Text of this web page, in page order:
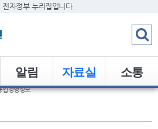
자정부 누리집입니다.
소통
자료실
알림
업경영정보